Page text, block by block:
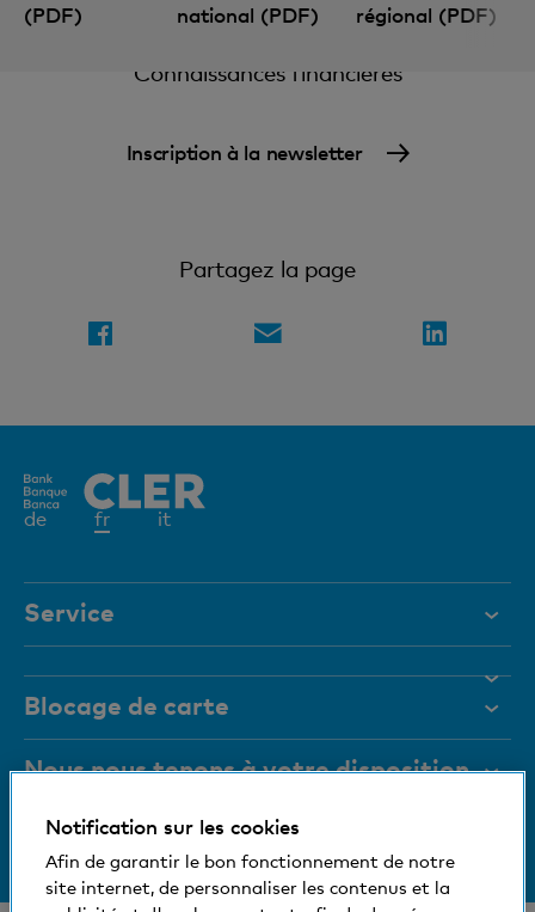
(PDF)
national (PDF)
régional (PDF)
Connaissances financières
Inscription à la newsletter
Partagez la page
de frElément
it
Service
Documents
Magazine
Organes de direction
Medias
Blocage de carte
+41 (0)800 88 99 66
Nous nous tenons à votre disposition
Aide et contact
Informations relatives à la banque
Notification sur les cookies
Afin de garantir le bon fonctionnement de notre
site internet, de personnaliser les contenus et la